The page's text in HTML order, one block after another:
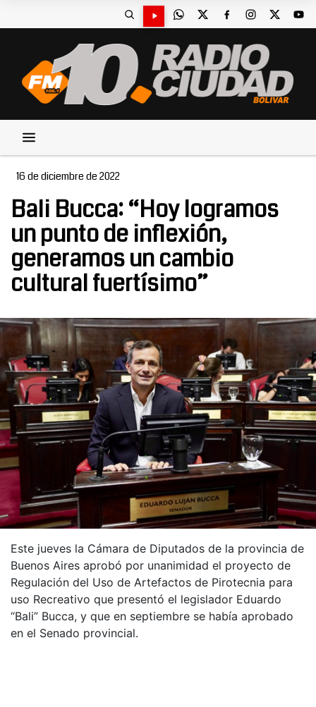
16 de diciembre de 2022
Bali Bucca: “Hoy logramos
un punto de inflexión,
generamos un cambio
cultural fuertísimo”
Este jueves la Cámara de Diputados de la provincia de
Buenos Aires aprobó por unanimidad el proyecto de
Regulación del Uso de Artefactos de Pirotecnia para
uso Recreativo que presentó el legislador Eduardo
“Bali” Bucca, y que en septiembre se había aprobado
en el Senado provincial.